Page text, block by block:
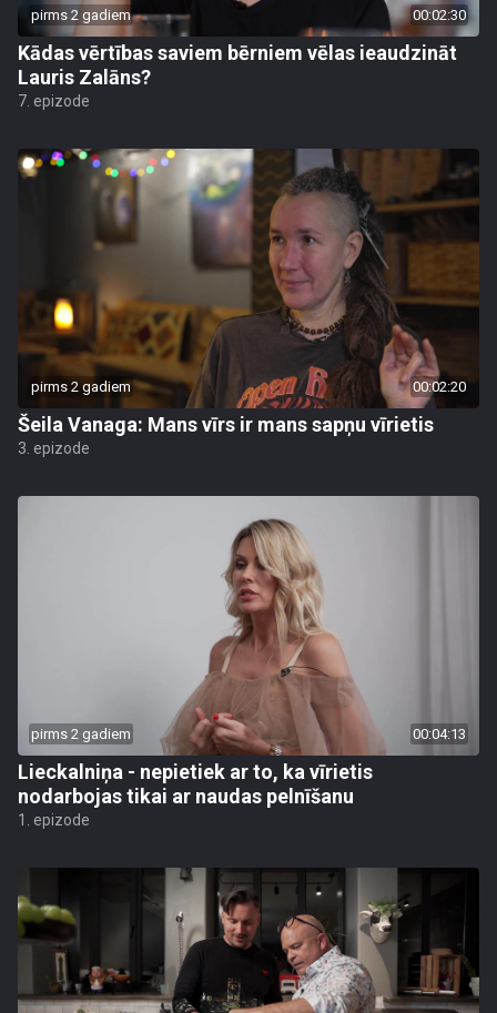
pirms 2 gadiem 00:02:30
Kādas vērtības saviem bērniem vēlas ieaudzināt
Lauris Zalāns?
7. epizode
pirms 2 gadiem 00:02:20
Šeila Vanaga: Mans vīrs ir mans sapņu vīrietis
3. epizode
pirms 2 gadiem 00:04:13
Lieckalniņa - nepietiek ar to, ka vīrietis
nodarbojas tikai ar naudas pelnīšanu
1. epizode